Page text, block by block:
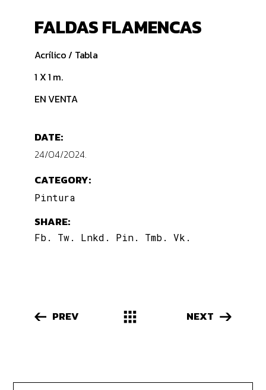
FALDAS FLAMENCAS
Acrílico / Tabla
1 X 1 m.
EN VENTA
DATE:
24/04/2024.
CATEGORY:
Pintura
SHARE:
Fb. Tw. Lnkd. Pin. Tmb. Vk.
PREV NEXT